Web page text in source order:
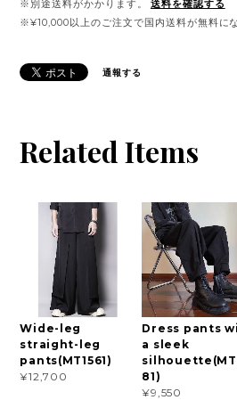
※別途送料がかかります。
送料を確認する
※¥10,000以上のご注文で国内送料が無料にな
通報する
Related Items
Wide-leg
straight-leg
pants(MT1561)
¥12,700
Dress pants
a sleek
81)
¥9,550